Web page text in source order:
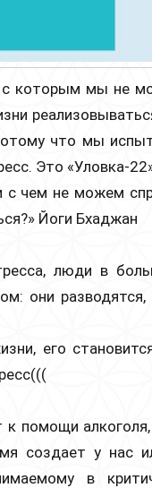
с которым мы не
что мы
Это «Уловка-
чем не можем
Йоги Бхаджан
люди в
: они
его
(((
помощи
создает у нас
в